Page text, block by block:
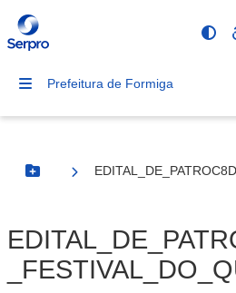
Prefeitura de Formiga
Botão Menu